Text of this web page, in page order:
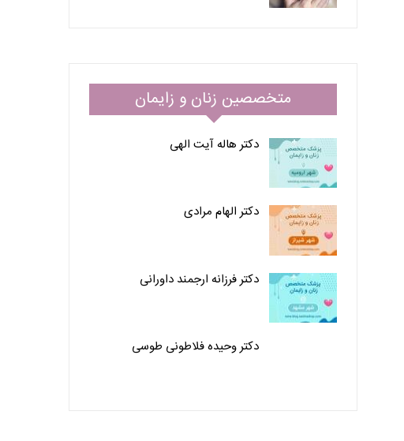
متخصصین زنان و زایمان
دکتر هاله آیت الهی
دکتر الهام مرادی
دکتر فرزانه ارجمند داورانی
دکتر وحیده فلاطونی طوسی